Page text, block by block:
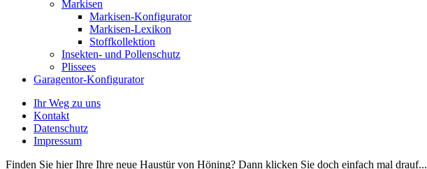
Markisen
Markisen-Konfigurator
Markisen-Lexikon
Stoffkollektion
Insekten- und Pollenschutz
Plissees
Garagentor-Konfigurator
Ihr Weg zu uns
Kontakt
Datenschutz
Impressum
Finden Sie hier Ihre Ihre neue Haustür von Höning? Dann klicken Sie doch einfach mal drauf...